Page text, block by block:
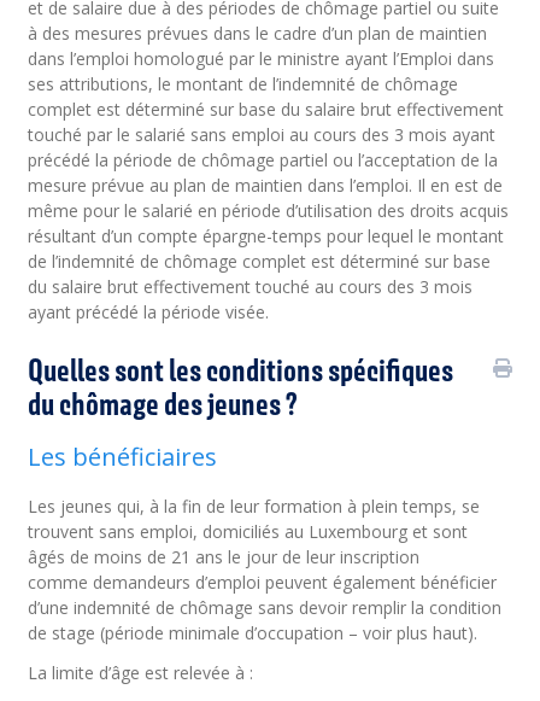
et de salaire due à des périodes de chômage partiel ou suite
à des mesures prévues dans le cadre d’un plan de maintien
dans l’emploi homologué par le ministre ayant l’Emploi dans
ses attributions, le montant de l’indemnité de chômage
complet est déterminé sur base du salaire brut effectivement
touché par le salarié sans emploi au cours des 3 mois ayant
précédé la période de chômage partiel ou l’acceptation de la
mesure prévue au plan de maintien dans l’emploi. Il en est de
même pour le salarié en période d’utilisation des droits acquis
résultant d’un compte épargne-temps pour lequel le montant
de l’indemnité de chômage complet est déterminé sur base
du salaire brut effectivement touché au cours des 3 mois
ayant précédé la période visée.
Quelles sont les conditions spécifiques
du chômage des jeunes ?
Les bénéficiaires
Les jeunes qui, à la fin de leur formation à plein temps, se
trouvent sans emploi, domiciliés au Luxembourg et sont
âgés de moins de 21 ans le jour de leur inscription
comme demandeurs d’emploi peuvent également bénéficier
d’une indemnité de chômage sans devoir remplir la condition
de stage (période minimale d’occupation – voir plus haut).
La limite d’âge est relevée à :